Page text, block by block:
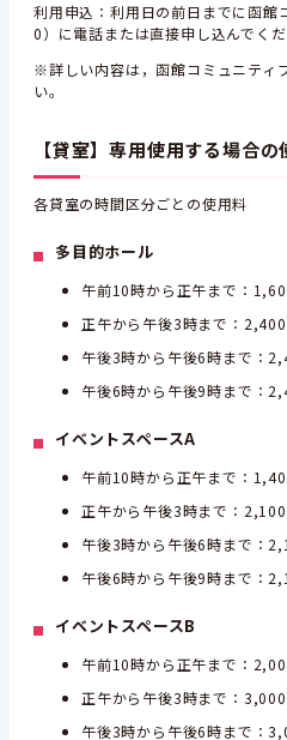
利用申込：利用日の前日までに函
0）に電話または直接申し込んでくだ
※詳しい内容は，函館コミュニティ
い。
【貸室】専用使用する場合の
各貸室の時間区分ごとの使用料
多目的ホール
午前10時から正午まで：
正午から午後3時まで：
午後3時から午後6時まで：
午後6時から午後9時まで：
イベントスペースA
午前10時から正午まで：
正午から午後3時まで：
午後3時から午後6時まで：
午後6時から午後9時まで：
イベントスペースB
午前10時から正午まで：
正午から午後3時まで：
午後3時から午後6時まで：